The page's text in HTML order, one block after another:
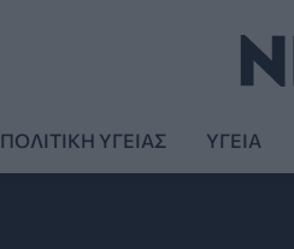
ΠΟΛΙΤΙΚΗ ΥΓΕΙΑΣ ΥΓΕΙΑ